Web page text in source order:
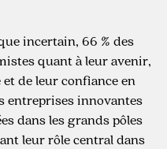
incertain, 66 % des
quant à leur avenir,
de leur confiance en
entreprises innovantes
dans les grands pôles
leur rôle central dans